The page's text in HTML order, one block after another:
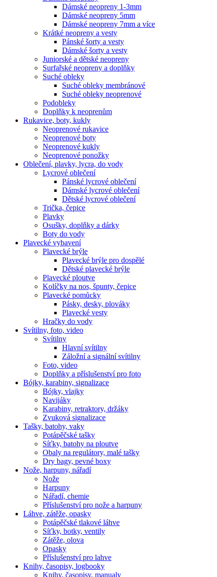
Dámské neopreny 1-3mm
Dámské neopreny 5mm
Dámské neopreny 7mm a více
Krátké neopreny a vesty
Pánské šorty a vesty
Dámské šorty a vesty
Juniorské a dětské neopreny
Surfařské neopreny a doplňky
Suché obleky
Suché obleky membránové
Suché obleky neoprenové
Podobleky
Doplňky k neoprenům
Rukavice, boty, kukly
Neoprenové rukavice
Neoprenové boty
Neoprenové kukly
Neoprenové ponožky
Oblečení, plavky, lycra, do vody
Lycrové oblečení
Pánské lycrové oblečení
Dámské lycrové oblečení
Dětské lycrové oblečení
Trička, čepice
Plavky
Osušky, doplňky a dárky
Boty do vody
Plavecké vybavení
Plavecké brýle
Plavecké brýle pro dospělé
Dětské plavecké brýle
Plavecké ploutve
Kolíčky na nos, špunty, čepice
Plavecké pomůcky
Pásky, desky, plováky
Plavecké vesty
Hračky do vody
Svítilny, foto, video
Svítilny
Hlavní svítilny
Záložní a signální svítilny
Foto, video
Doplňky a příslušenství pro foto
Bójky, karabiny, signalizace
Bójky, vlajky
Navijáky
Karabiny, retraktory, držáky
Zvuková signalizace
Tašky, batohy, vaky
Potápěčské tašky
Síťky, batohy na ploutve
Obaly na regulátory, malé tašky
Dry bagy, pevné boxy
Nože, harpuny, nářadí
Nože
Harpuny
Nářadí, chemie
Příslušenství pro nože a harpuny
Láhve, zátěže, opasky
Potápěčské tlakové láhve
Síťky, botky, ventily
Zátěže, olova
Opasky
Příslušenství pro lahve
Knihy, časopisy, logbooky
Knihy, časopisy, manualy